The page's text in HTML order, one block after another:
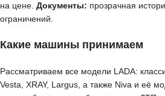
на цене. Документы: прозрачная
ограничений.
Какие машины принимаем
Рассматриваем все модели LADA:
Vesta, XRAY, Largus, а также Niva и её